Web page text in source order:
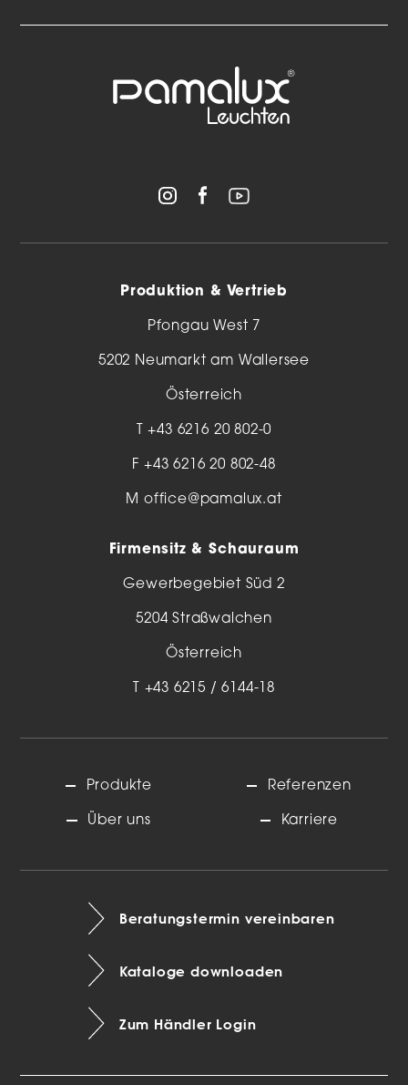
Produktion & Vertrieb
Pfongau West 7
5202 Neumarkt am Wallersee
Österreich
T+43 6216 20 802-0
F +43 6216 20 802-48
M office@pamalux.at
Firmensitz & Schauraum
Gewerbegebiet Süd 2
5204 Straßwalchen
Österreich
+43 6215 / 6144-18
Produkte
Über uns
Referenzen
Karriere
Beratungstermin vereinbaren
Kataloge downloaden
Zum Händler Login